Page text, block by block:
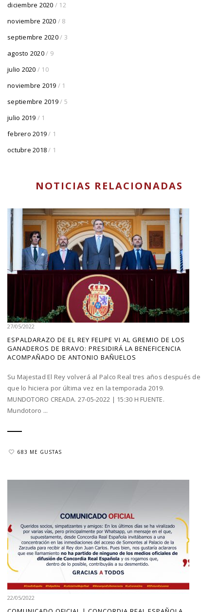
diciembre 2020 / 12
noviembre 2020 / 8
septiembre 2020/ 3
agosto 2020/ 9
julio 2020 / 10
noviembre 2019 / 1
septiembre 2019/ 5
julio 2019 / 1
febrero 2019/ 1
octubre 2018/ 1
NOTICIAS RELACIONADAS
27/05/2022
ESPALDARAZO DE EL REY FELIPE VI AL GREMIO DE LOS
GANADEROS DE BRAVO: PRESIDIRÁ LA BENEFICENCIA
ACOMPAÑADO DE ANTONIO BAÑUELOS
Su Majestad El Rey volverá al Palco Real tres años después de
que lo hiciera por última vez en la temporada 2019.
MUNDOTORO CREADA. 27-05-2022 | 15:30 H FUENTE.
Mundotoro ...
683 ME GUSTAS
22/05/2022